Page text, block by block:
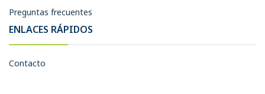
Preguntas frecuentes
ENLACES RÁPIDOS
Contacto